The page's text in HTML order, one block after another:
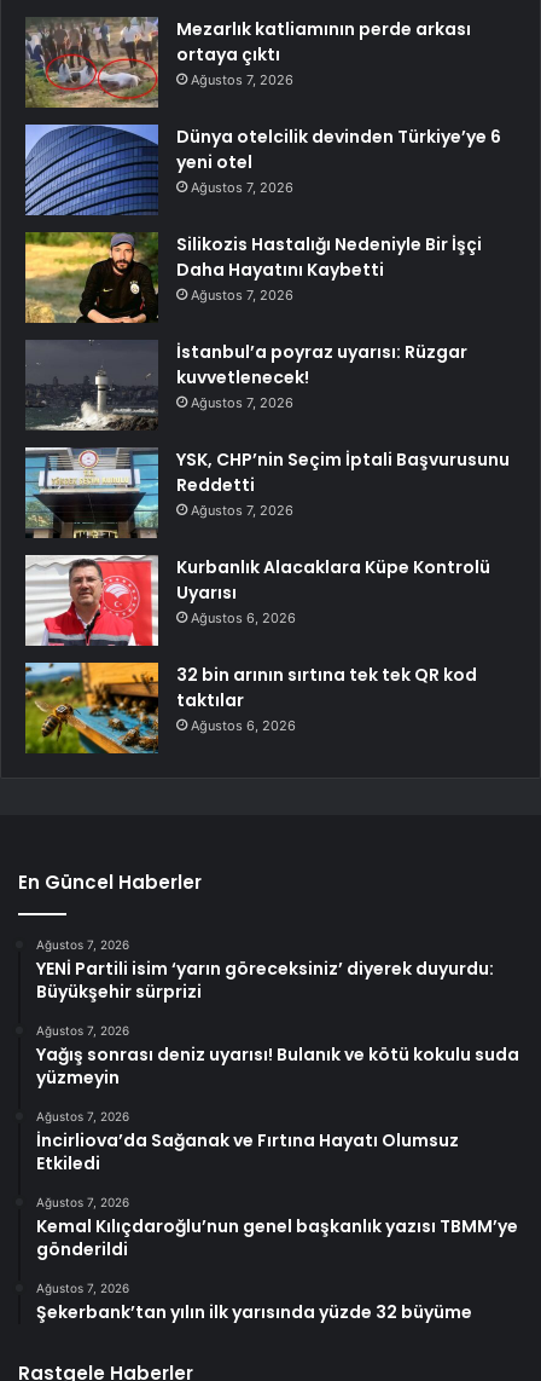
Mezarlık katliamının perde arkası
ortaya çıktı
Ağustos 7, 2026
Dünya otelcilik devinden Türkiye’ye 6
yeni otel
Ağustos 7, 2026
Silikozis Hastalığı Nedeniyle Bir İşçi
Daha Hayatını Kaybetti
Ağustos 7, 2026
İstanbul’a poyraz uyarısı: Rüzgar
kuvvetlenecek!
Ağustos 7, 2026
YSK, CHP’nin Seçim İptali Başvurusunu
Reddetti
Ağustos 7, 2026
Kurbanlık Alacaklara Küpe Kontrolü
Uyarısı
Ağustos 6, 2026
32 bin arının sırtına tek tek QR kod
taktılar
Ağustos 6, 2026
En Güncel Haberler
Ağustos 7, 2026
YENİ Partili isim ‘yarın göreceksiniz’ diyerek duyurdu:
Büyükşehir sürprizi
Ağustos 7, 2026
Yağış sonrası deniz uyarısı! Bulanık ve kötü kokulu suda
yüzmeyin
Ağustos 7, 2026
İncirliova’da Sağanak ve Fırtına Hayatı Olumsuz
Etkiledi
Ağustos 7, 2026
Kemal Kılıçdaroğlu’nun genel başkanlık yazısı TBMM’ye
gönderildi
Ağustos 7, 2026
Şekerbank’tan yılın ilk yarısında yüzde 32 büyüme
Rastgele Haberler